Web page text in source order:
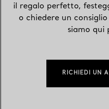
il regalo perfetto,
o chiedere un
siamo qui
RICHIEDI UN